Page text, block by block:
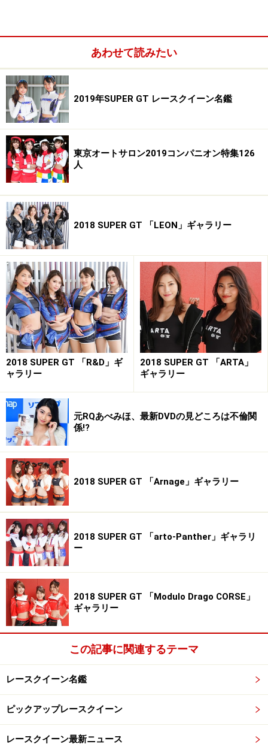
前回グランプリの美波千夏ちゃんと喜びを分かち合う立花サ
キちゃん
受賞の喜びを語る立花サキちゃん
グランプリに輝いた立花サキちゃん
あわせて読みたい
2019年SUPER GT レースクイーン名鑑
東京オートサロン2019コンパニオン特集126
人
2018 SUPER GT 「LEON」ギャラリー
2018 SUPER GT 「R&D」ギ
ャラリー
2018 SUPER GT 「ARTA」
ギャラリー
元RQあべみほ、最新DVDの見どころは不倫関
係!?
2018 SUPER GT 「Arnage」ギャラリー
2018 SUPER GT 「arto-Panther」ギャラリ
ー
2018 SUPER GT 「Modulo Drago CORSE」
ギャラリー
この記事に関連するテーマ
レースクイーン名鑑
ピックアップレースクイーン
レースクイーン最新ニュース